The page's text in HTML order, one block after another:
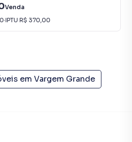
Venda
·IPTU R$ 370,00
em Vargem Grande